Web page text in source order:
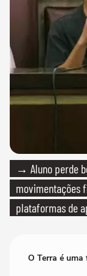
→ Aluno perde
movimentações
plataformas de
O Terra é